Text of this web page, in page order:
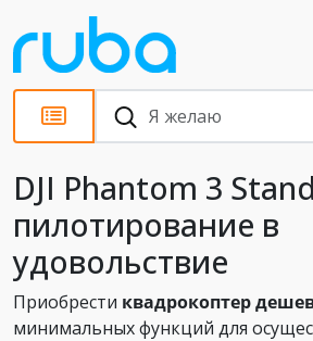
Обзоры
DJI Phantom 3
пилотирование в
удовольствие
Приобрести квадрокоптер
минимальных функций для